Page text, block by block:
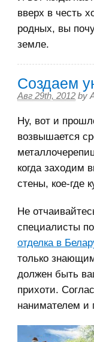
вверх в честь
родных, вы
земле.
Создаем
Авг 29th, 2012 by
Ну, вот и
возвышается
когда заходим
стены, кое-где
Не
специалисты
отделка в
только
должен быть
прихоти.
нанимателем и